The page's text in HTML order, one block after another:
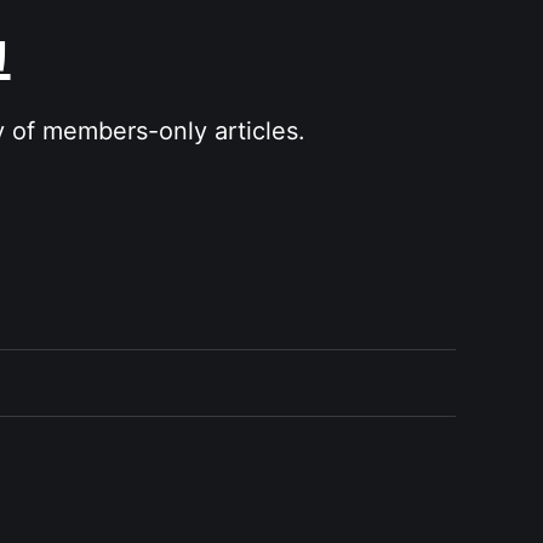
members-only articles.